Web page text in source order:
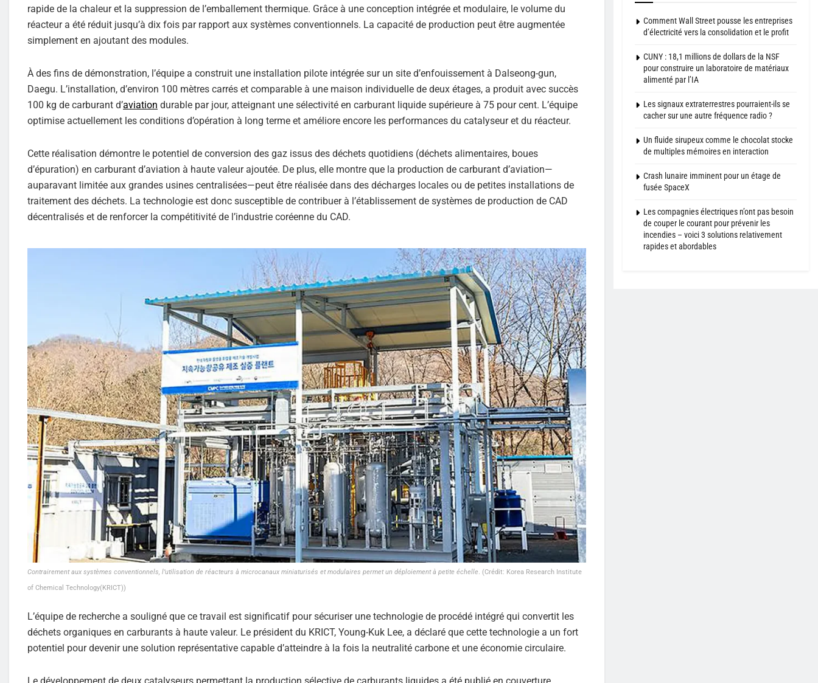
rapide de la chaleur et la suppression de l’emballement thermique. Grâce à une conception intégrée et modulaire, le volume du
réacteur a été réduit jusqu’à dix fois par rapport aux systèmes conventionnels. La capacité de production peut être augmentée
simplement en ajoutant des modules.
À des fins de démonstration, l’équipe a construit une installation pilote intégrée sur un site d’enfouissement à Dalseong-gun,
Daegu. L’installation, d’environ 100 mètres carrés et comparable à une maison individuelle de deux étages, a produit avec succès
100 kg de carburant d’aviation durable par jour, atteignant une sélectivité en carburant liquide supérieure à 75 pour cent. L’équipe
optimise actuellement les conditions d’opération à long terme et améliore encore les performances du catalyseur et du réacteur.
Cette réalisation démontre le potentiel de conversion des gaz issus des déchets quotidiens (déchets alimentaires, boues
d’épuration) en carburant d’aviation à haute valeur ajoutée. De plus, elle montre que la production de carburant d’aviation—
auparavant limitée aux grandes usines centralisées—peut être réalisée dans des décharges locales ou de petites installations de
traitement des déchets. La technologie est donc susceptible de contribuer à l’établissement de systèmes de production de CAD
décentralisés et de renforcer la compétitivité de l’industrie coréenne du CAD.
Contrairement aux systèmes conventionnels, l’utilisation de réacteurs à microcanaux miniaturisés et modulaires permet un déploiement à petite échelle . (Crédit: Korea Research Institute
of Chemical Technology(KRICT))
L’équipe de recherche a souligné que ce travail est significatif pour sécuriser une technologie de procédé intégré qui convertit les
déchets organiques en carburants à haute valeur. Le président du KRICT, Young-Kuk Lee, a déclaré que cette technologie a un fort
potentiel pour devenir une solution représentative capable d’atteindre à la fois la neutralité carbone et une économie circulaire.
Le développement de deux catalyseurs permettant la production sélective de carburants liquides a été publié en couverture
Comment Wall Street pousse les entreprises
d’électricité vers la consolidation et le profit
CUNY : 18,1 millions de dollars de la NSF
pour construire un laboratoire de matériaux
alimenté par l’IA
Les signaux extraterrestres pourraient-ils se
cacher sur une autre fréquence radio ?
Un fluide sirupeux comme le chocolat stocke
de multiples mémoires en interaction
Crash lunaire imminent pour un étage de
fusée SpaceX
Les compagnies électriques n’ont pas besoin
de couper le courant pour prévenir les
incendies – voici 3 solutions relativement
rapides et abordables